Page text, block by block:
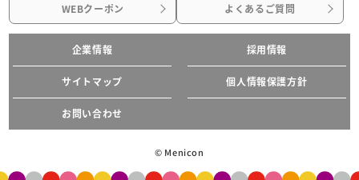
WEBクーポン よくあるご質問
企業情報 採用情報
サイトマップ 個人情報保護方針
お問い合わせ
© Menicon